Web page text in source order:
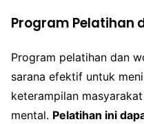
Program Pelatihan
Program pelatihan dan
sarana efektif untuk
keterampilan
mental. Pelatihan ini